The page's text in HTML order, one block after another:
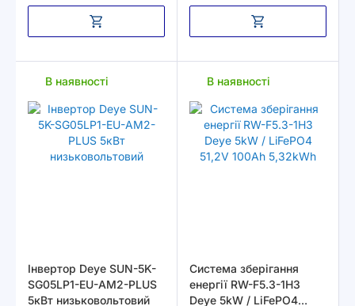
В наявності
Інвертор Deye SUN-5K-
SG05LP1-EU-AM2-PLUS
5кВт низьковольтовий
В наявності
Система зберігання
енергії RW-F5.3-1H3
Deye 5kW / LiFePO4